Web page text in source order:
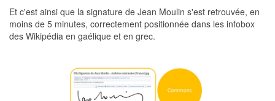
Et c'est ainsi que la signature de Jean Moulin s'est retrouvée, en
moins de 5 minutes, correctement positionnée dans les infobox
des Wikipédia en gaélique et en grec.